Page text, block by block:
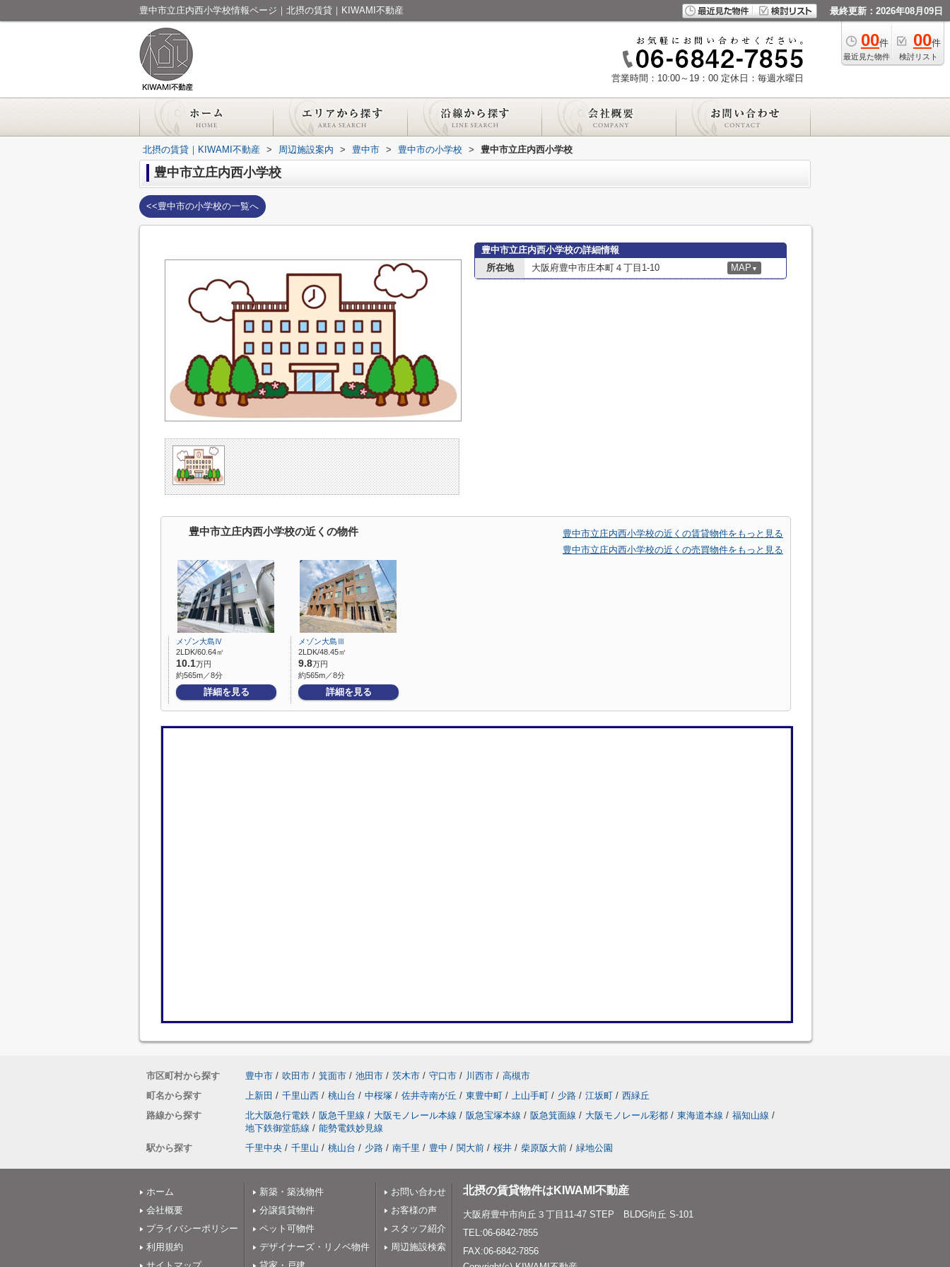
豊中市立庄内西小学校情報ページ｜北摂の賃貸｜KIWAMI不動産 最終更新：2026年08月09日
00件
最近見た物件
00件
検討リスト
営業時間：10:00～19：00 定休日：毎週水曜日
北摂の賃貸｜KIWAMI不動産 > 周辺施設案内 > 豊中市 > 豊中市の小学校 > 豊中市立庄内西小学校
豊中市立庄内西小学校
<<豊中市の小学校の一覧へ
豊中市立庄内西小学校の詳細情報
所在地
大阪府豊中市庄本町４丁目1-10 MAP ▼
豊中市立庄内西小学校の近くの物件
豊中市立庄内西小学校の近くの賃貸物件をもっと見る
豊中市立庄内西小学校の近くの売買物件をもっと見る
メゾン大島Ⅳ
2LDK/60.64㎡
10.1万円
約565m／8分
詳細を見る
メゾン大島Ⅲ
2LDK/48.45㎡
9.8万円
約565m／8分
詳細を見る
市区町村から探す 豊中市 / 吹田市 / 箕面市 / 池田市 / 茨木市 / 守口市 / 川西市 / 高槻市
町名から探す
上新田 / 千里山西 / 桃山台 / 中桜塚 / 佐井寺南が丘 / 東豊中町 / 上山手町 / 少路 / 江坂町 / 西緑丘
路線から探す
北大阪急行電鉄 / 阪急千里線 / 大阪モノレール本線 / 阪急宝塚本線 / 阪急箕面線 / 大阪モノレール彩都 / 東海道本線 / 福知山線 /
地下鉄御堂筋線 / 能勢電鉄妙見線
駅から探す
千里中央 / 千里山 / 桃山台 / 少路 / 南千里 / 豊中 / 関大前 / 桜井 / 柴原阪大前 / 緑地公園
ホーム
会社概要
プライバシーポリシー
利用規約
新築・築浅物件
分譲賃貸物件
ペット可物件
デザイナーズ・リノベ物件
お問い合わせ
お客様の声
スタッフ紹介
周辺施設検索
北摂の賃貸物件はKIWAMI不動産
大阪府豊中市向丘３丁目11-47 STEP BLDG向丘 S-101
TEL:06-6842-7855
FAX:06-6842-7856